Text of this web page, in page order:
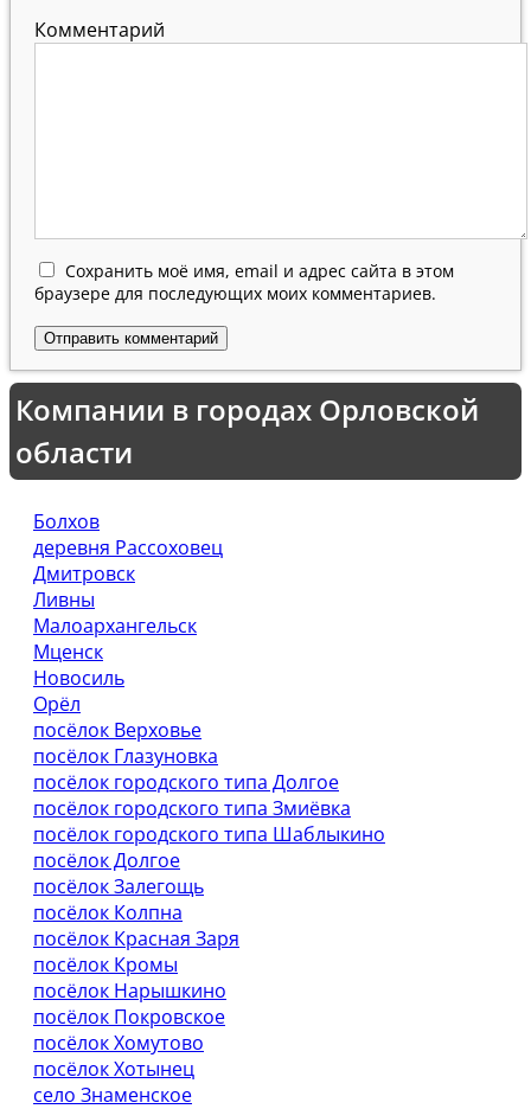
Комментарий
Сохранить моё имя, email и адрес сайта в этом
браузере для последующих моих комментариев.
Компании в городах Орловской
области
Болхов
деревня Рассоховец
Дмитровск
Ливны
Малоархангельск
Мценск
Новосиль
Орёл
посёлок Верховье
посёлок Глазуновка
посёлок городского типа Долгое
посёлок городского типа Змиёвка
посёлок городского типа Шаблыкино
посёлок Долгое
посёлок Залегощь
посёлок Колпна
посёлок Красная Заря
посёлок Кромы
посёлок Нарышкино
посёлок Покровское
посёлок Хомутово
посёлок Хотынец
село Знаменское